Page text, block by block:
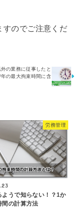
すのでご注意くだ
の業務に従事したと
の最大拘束時間に含
労務管理
ようで知らない！？1か
間の計算方法